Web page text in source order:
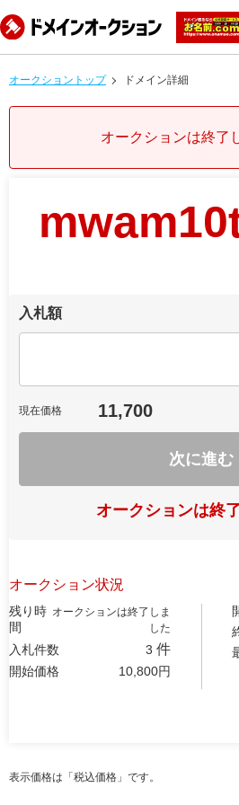
オークショントップ ドメイン詳細
オークションは終了
入札額
現在価格 11,700
次に進む
オークションは終
オークション状況
残り時
間
オークションは終了しま
した
入札件数 3 件
開始価格 10,800円
表示価格は「税込価格」です。